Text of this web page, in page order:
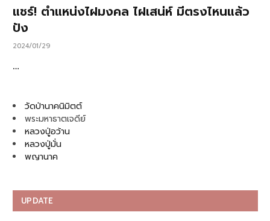
แชร์! ตำแหน่งไฝมงคล ไฝเสน่ห์ มีตรงไหนแล้ว
ปัง
2024/01/29
…
วัดป่านาคนิมิตต์
พระมหาธาตเจดีย์
หลวงปู่อว้าน
หลวงปู่มั่น
พญานาค
UPDATE